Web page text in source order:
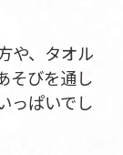
や、タオル
そびを通し
っぱいでし